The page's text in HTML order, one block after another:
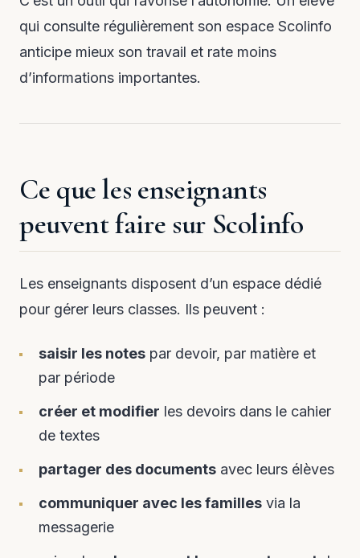
qui consulte régulièrement son espace Scolinfo
anticipe mieux son travail et rate moins
d’informations importantes.
Ce que les enseignants
peuvent faire sur Scolinfo
Les enseignants disposent d’un espace dédié
pour gérer leurs classes. Ils peuvent :
saisir les notes par devoir, par matière et
par période
créer et modifier les devoirs dans le cahier
de textes
partager des documents avec leurs élèves
communiquer avec les familles via la
messagerie